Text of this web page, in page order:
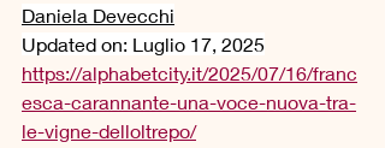
Daniela Devecchi
Updated on: Luglio 17, 2025
https://alphabetcity.it/2025/07/16/franc
esca-carannante-una-voce-nuova-tra-
le-vigne-delloltrepo/